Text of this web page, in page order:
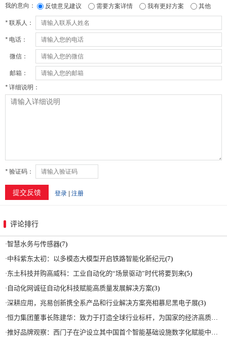
评论排行
·智慧水务与传感器(7)
·中科紫东太初：以多模态大模型开启铁路智能化新纪元(7)
·东土科技并购高威科：工业自动化的“场景驱动”时代将要到来(5)
· 自动化网诚征自动化科技赋能高质量发展解决方案(3)
·深耕应用，兆易创新携全系产品和行业解决方案亮相慕尼黑电子展(3)
·恒力集团董事长陈建华：致力于打造全球行业标杆，为国家的经济高质量发展贡献更大力量|上海电气集团党委书记、董事长吴磊来访
·推好品牌观察：西门子在沪设立其中国首个智能基础设施数字化赋能中心